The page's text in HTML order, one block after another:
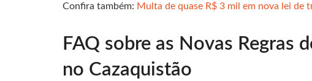
Confira também: Multa de quase R$ 3 mil em nova lei de
FAQ sobre as Novas Regras
no Cazaquistão